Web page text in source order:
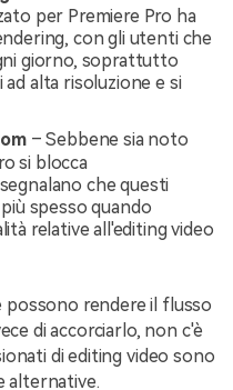
per Premiere Pro ha
con gli utenti che
giorno, soprattutto
alta risoluzione e si
– Sebbene sia noto
si blocca
che questi
spesso quando
relative all'editing video
rendere il flusso
di accorciarlo, non c'è
di editing video sono
alternative.